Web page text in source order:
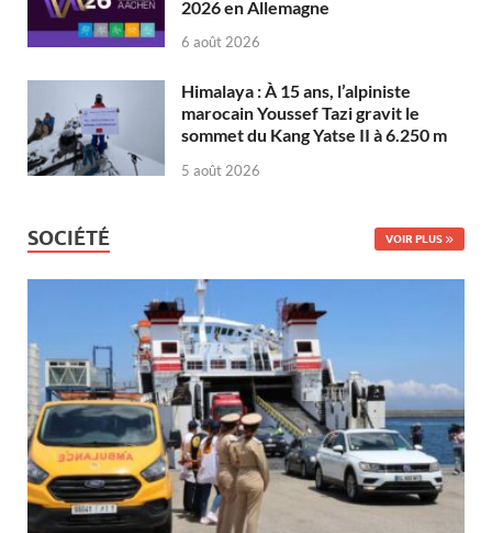
2026 en Allemagne
6 août 2026
Himalaya : À 15 ans, l’alpiniste
marocain Youssef Tazi gravit le
sommet du Kang Yatse II à 6.250 m
5 août 2026
SOCIÉTÉ VOIR PLUS